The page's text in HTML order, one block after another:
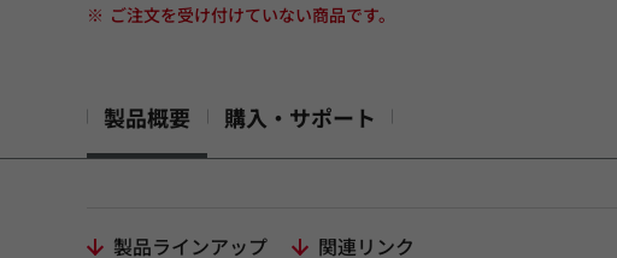
※ ご注文を受け付けていない商品です。
製品概要 購入・サポート
製品ラインアップ 関連リンク